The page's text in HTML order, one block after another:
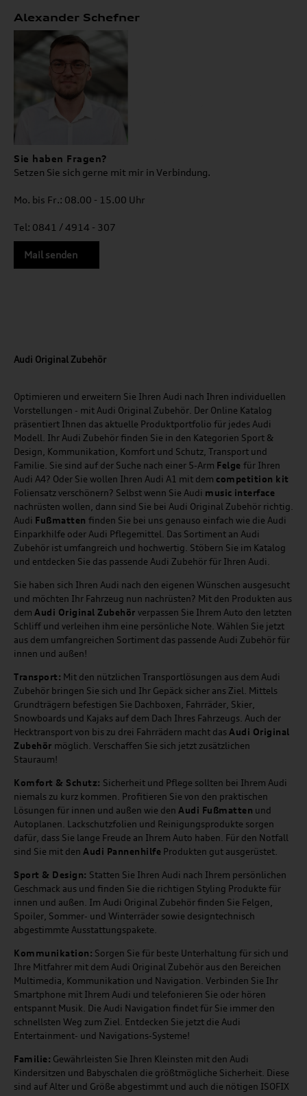
Alexander Schefner
Sie haben Fragen?
Setzen Sie sich gerne mit mir in Verbindung.
Mo. bis Fr.: 08.00 - 15.00 Uhr
Tel: 0841 / 4914 - 307
Mail senden
Audi Original Zubehör
Optimieren und erweitern Sie Ihren Audi nach Ihren individuellen
Vorstellungen - mit Audi Original Zubehör. Der Online Katalog
präsentiert Ihnen das aktuelle Produktportfolio für jedes Audi
Modell. Ihr Audi Zubehör finden Sie in den Kategorien Sport &
Design, Kommunikation, Komfort und Schutz, Transport und
Familie. Sie sind auf der Suche nach einer 5-Arm Felge für Ihren
Audi A4? Oder Sie wollen Ihren Audi A1 mit dem competition kit
Foliensatz verschönern? Selbst wenn Sie Audi music interface
nachrüsten wollen, dann sind Sie bei Audi Original Zubehör richtig.
Audi Fußmatten finden Sie bei uns genauso einfach wie die Audi
Einparkhilfe oder Audi Pflegemittel. Das Sortiment an Audi
Zubehör ist umfangreich und hochwertig. Stöbern Sie im Katalog
und entdecken Sie das passende Audi Zubehör für Ihren Audi.
Sie haben sich Ihren Audi nach den eigenen Wünschen ausgesucht
und möchten Ihr Fahrzeug nun nachrüsten? Mit den Produkten aus
dem Audi Original Zubehör verpassen Sie Ihrem Auto den letzten
Schliff und verleihen ihm eine persönliche Note. Wählen Sie jetzt
aus dem umfangreichen Sortiment das passende Audi Zubehör für
innen und außen!
Transport: Mit den nützlichen Transportlösungen aus dem Audi
Zubehör bringen Sie sich und Ihr Gepäck sicher ans Ziel. Mittels
Grundträgern befestigen Sie Dachboxen, Fahrräder, Skier,
Snowboards und Kajaks auf dem Dach Ihres Fahrzeugs. Auch der
Hecktransport von bis zu drei Fahrrädern macht das Audi Original
Zubehör möglich. Verschaffen Sie sich jetzt zusätzlichen
Stauraum!
Komfort & Schutz: Sicherheit und Pflege sollten bei Ihrem Audi
niemals zu kurz kommen. Profitieren Sie von den praktischen
Lösungen für innen und außen wie den Audi Fußmatten und
Autoplanen. Lackschutzfolien und Reinigungsprodukte sorgen
dafür, dass Sie lange Freude an Ihrem Auto haben. Für den Notfall
sind Sie mit den Audi Pannenhilfe Produkten gut ausgerüstet.
Sport & Design: Statten Sie Ihren Audi nach Ihrem persönlichen
Geschmack aus und finden Sie die richtigen Styling Produkte für
innen und außen. Im Audi Original Zubehör finden Sie Felgen,
Spoiler, Sommer- und Winterräder sowie designtechnisch
abgestimmte Ausstattungspakete.
Kommunikation: Sorgen Sie für beste Unterhaltung für sich und
Ihre Mitfahrer mit dem Audi Original Zubehör aus den Bereichen
Multimedia, Kommunikation und Navigation. Verbinden Sie Ihr
Smartphone mit Ihrem Audi und telefonieren Sie oder hören
entspannt Musik. Die Audi Navigation findet für Sie immer den
schnellsten Weg zum Ziel. Entdecken Sie jetzt die Audi
Entertainment- und Navigations-Systeme!
Familie: Gewährleisten Sie Ihren Kleinsten mit den Audi
Kindersitzen und Babyschalen die größtmögliche Sicherheit. Diese
sind auf Alter und Größe abgestimmt und auch die nötigen ISOFIX